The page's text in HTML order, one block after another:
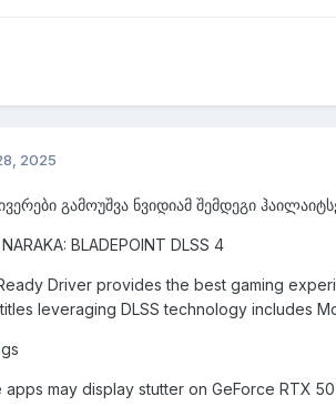
2025
გამოუშვა ნვიდიამ შემდეგი
BLADEPOINT DLSS 4
Driver provides the best gaming
leveraging DLSS technology includes
apps may display stutter on GeForce RTX